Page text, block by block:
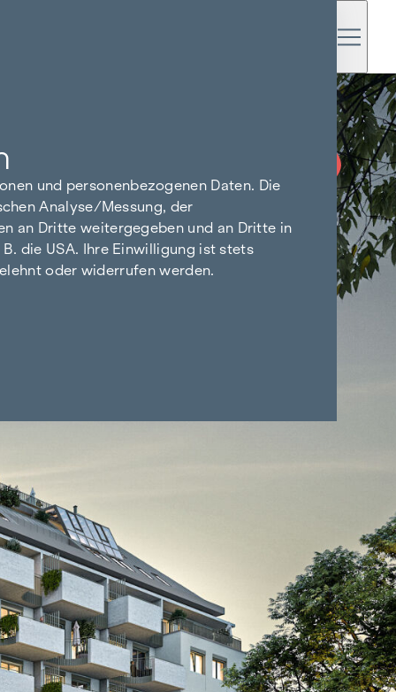
BIS BAUBEGINN
und personenbezogenen Daten. Die
Analyse/Messung, der
an Dritte weitergegeben und an Dritte in
die USA. Ihre Einwilligung ist stets
oder widerrufen werden.